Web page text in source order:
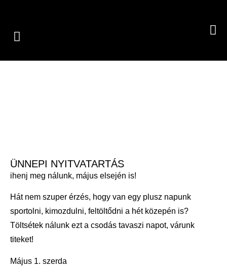
ÜNNEPI NYITVATARTÁS
ihenj meg nálunk, május elsején is!
Hát nem szuper érzés, hogy van egy plusz napunk
sportolni, kimozdulni, feltöltődni a hét közepén is?
Töltsétek nálunk ezt a csodás tavaszi napot, várunk
titeket!
Május 1. szerda